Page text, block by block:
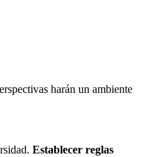
harán un ambiente
Establecer reglas